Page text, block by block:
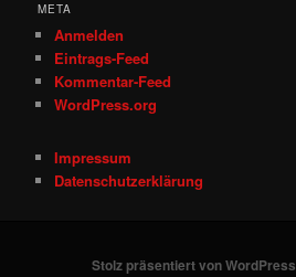
META
Anmelden
Eintrags-Feed
Kommentar-Feed
WordPress.org
Impressum
Datenschutzerklärung
Stolz präsentiert von WordPress